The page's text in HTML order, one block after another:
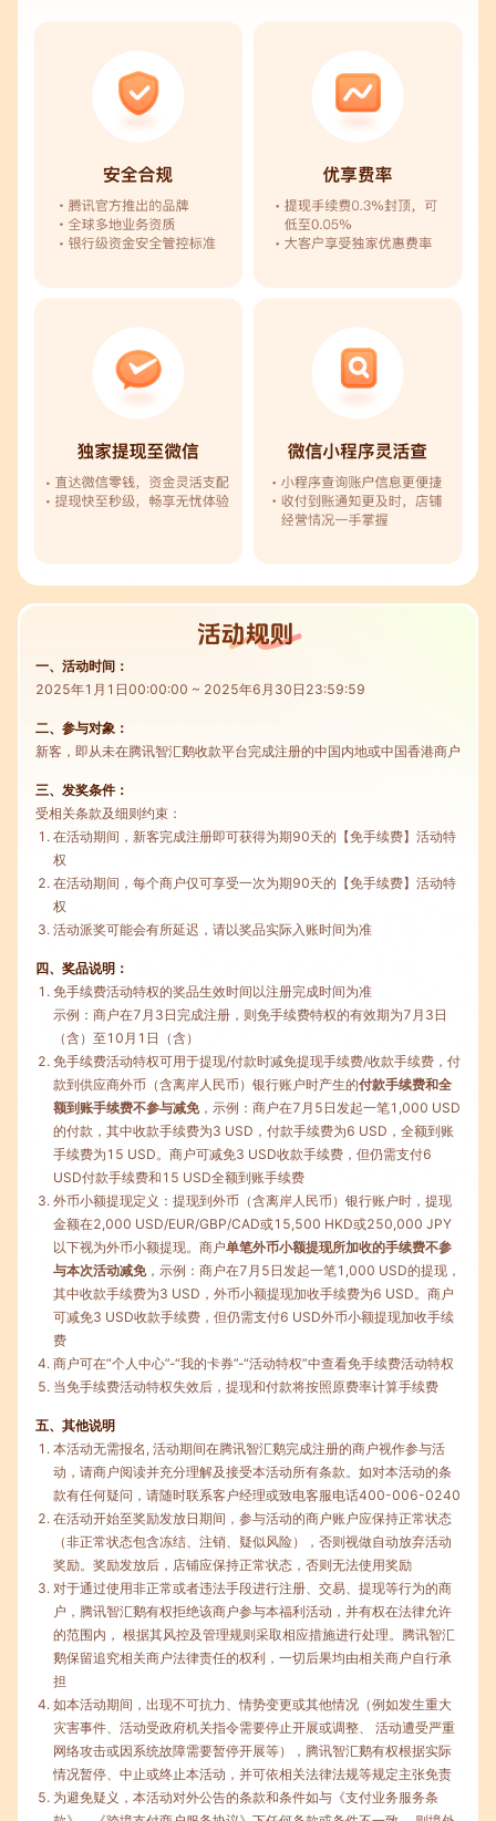
一、活动时间：
2025年1月1日00:00:00 ~ 2025年6月30日23:59:59
二、参与对象：
新客，即从未在腾讯智汇鹅收款平台完成注册的中国内地或中国香港商户
三、发奖条件：
受相关条款及细则约束：
在活动期间，新客完成注册即可获得为期90天的【免手续费】活动特
权
在活动期间，每个商户仅可享受一次为期90天的【免手续费】活动特
权
活动派奖可能会有所延迟，请以奖品实际入账时间为准
四、奖品说明：
免手续费活动特权的奖品生效时间以注册完成时间为准
示例：商户在7月3日完成注册，则免手续费特权的有效期为7月3日
（含）至10月1日（含）
免手续费活动特权可用于提现/付款时减免提现手续费/收款手续费，付
款到供应商外币（含离岸人民币）银行账户时产生的付款手续费和全
额到账手续费不参与减免，示例：商户在7月5日发起一笔1,000 USD
的付款，其中收款手续费为3 USD，付款手续费为6 USD，全额到账
手续费为15 USD。商户可减免3 USD收款手续费，但仍需支付6
USD付款手续费和15 USD全额到账手续费
外币小额提现定义：提现到外币（含离岸人民币）银行账户时，提现
金额在2,000 USD/EUR/GBP/CAD或15,500 HKD或250,000 JPY
以下视为外币小额提现。商户单笔外币小额提现所加收的手续费不参
与本次活动减免，示例：商户在7月5日发起一笔1,000 USD的提现，
其中收款手续费为3 USD，外币小额提现加收手续费为6 USD。商户
可减免3 USD收款手续费，但仍需支付6 USD外币小额提现加收手续
费
商户可在“个人中心”-“我的卡券”-“活动特权”中查看免手续费活动特权
当免手续费活动特权失效后，提现和付款将按照原费率计算手续费
五、其他说明
本活动无需报名, 活动期间在腾讯智汇鹅完成注册的商户视作参与活
动，请商户阅读并充分理解及接受本活动所有条款。如对本活动的条
款有任何疑问，请随时联系客户经理或致电客服电话400-006-0240
在活动开始至奖励发放日期间，参与活动的商户账户应保持正常状态
（非正常状态包含冻结、注销、疑似风险），否则视做自动放弃活动
奖励。奖励发放后，店铺应保持正常状态，否则无法使用奖励
对于通过使用非正常或者违法手段进行注册、交易、提现等行为的商
户，腾讯智汇鹅有权拒绝该商户参与本福利活动，并有权在法律允许
的范围内， 根据其风控及管理规则采取相应措施进行处理。腾讯智汇
鹅保留追究相关商户法律责任的权利，一切后果均由相关商户自行承
担
如本活动期间，出现不可抗力、情势变更或其他情况（例如发生重大
灾害事件、活动受政府机关指令需要停止开展或调整、 活动遭受严重
网络攻击或因系统故障需要暂停开展等），腾讯智汇鹅有权根据实际
情况暂停、中止或终止本活动，并可依相关法律法规等规定主张免责
为避免疑义，本活动对外公告的条款和条件如与《支付业务服务条